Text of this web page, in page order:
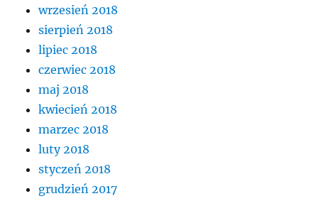
wrzesień 2018
sierpień 2018
lipiec 2018
czerwiec 2018
maj 2018
kwiecień 2018
marzec 2018
luty 2018
styczeń 2018
grudzień 2017